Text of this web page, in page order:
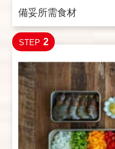
備妥所需食材
STEP 2